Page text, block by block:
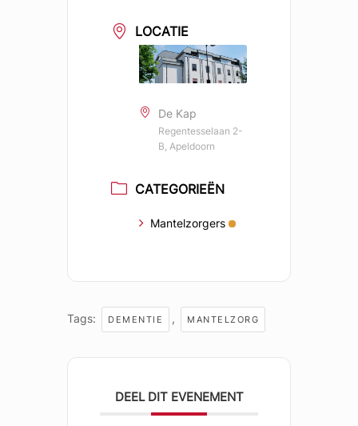
LOCATIE
De Kap
Regentesselaan 2-
B, Apeldoorn
CATEGORIEËN
Mantelzorgers
Tags: DEMENTIE , MANTELZORG
DEEL DIT EVENEMENT